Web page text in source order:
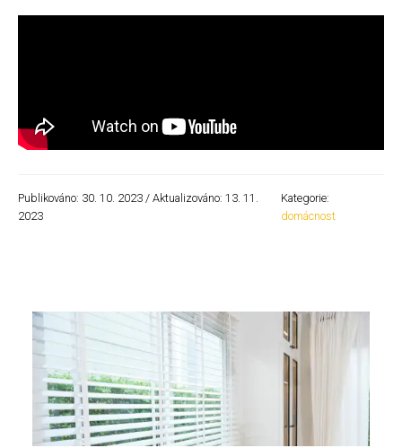
Publikováno: 30. 10. 2023 / Aktualizováno: 13. 11.
2023
Kategorie:
domácnost